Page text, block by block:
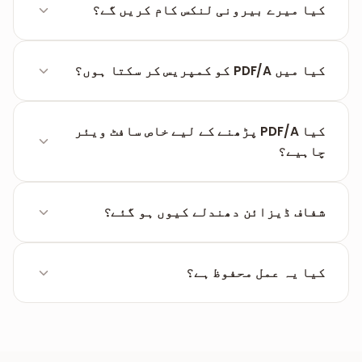
ہے تاکہ تاحیات رسائی ممکن ہو۔ پہلے پاس ورڈ
کیا میرے بیرونی لنکس کام کریں گے؟
رہتے ہیں، لیکن متحرک ایکشنز والے اسکرپٹس یا
کیا میں PDF/A کو کمپریس کر سکتا ہوں؟
خطرہ ہوتا ہے جو معیار کے خلاف ہے۔
کیا PDF/A پڑھنے کے لیے خاص سافٹ ویئر
چاہیے؟
آسانی سے کھل جاتی ہیں۔
شفاف ڈیزائن دھندلے کیوں ہو گئے؟
کرتے، اس لیے ٹول انہیں خود بخود ٹھوس ڈیزائن
کیا یہ عمل محفوظ ہے؟